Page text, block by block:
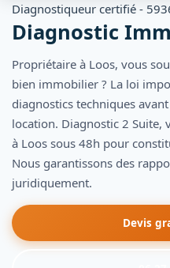
Diagnostiqueur certifié -
Diagnostic
Propriétaire à Loos, vous
bien immobilier ? La loi
diagnostics techniques
location. Diagnostic 2 Suite,
à Loos sous 48h pour
Nous garantissons des
juridiquement.
Devis